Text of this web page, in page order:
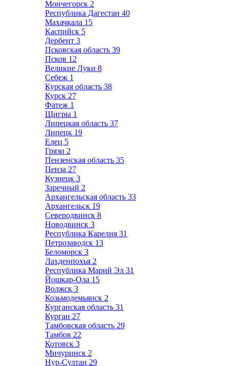
Мончегорск 2
Республика Дагестан 40
Махачкала 15
Каспийск 5
Дербент 3
Псковская область 39
Псков 12
Великие Луки 8
Себеж 1
Курская область 38
Курск 27
Фатеж 1
Щигры 1
Липецкая область 37
Липецк 19
Елец 5
Грязи 2
Пензенская область 35
Пенза 27
Кузнецк 3
Заречный 2
Архангельская область 33
Архангельск 19
Северодвинск 8
Новодвинск 3
Республика Карелия 31
Петрозаводск 13
Беломорск 3
Лахденпохья 2
Республика Марий Эл 31
Йошкар-Ола 15
Волжск 3
Козьмодемьянск 2
Курганская область 31
Курган 27
Тамбовская область 29
Тамбов 22
Котовск 3
Мичуринск 2
Нур-Султан 29